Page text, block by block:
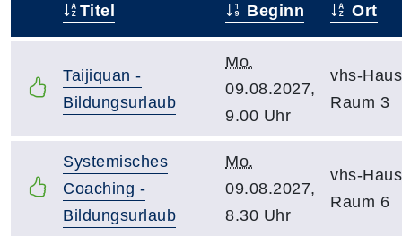
Titel Beginn Ort
Taijiquan -
Bildungsurlaub
Mo.
09.08.2027,
9.00 Uhr
vhs-
Raum 3
Systemisches
Coaching -
Bildungsurlaub
Mo.
09.08.2027,
8.30 Uhr
vhs-
Raum 6